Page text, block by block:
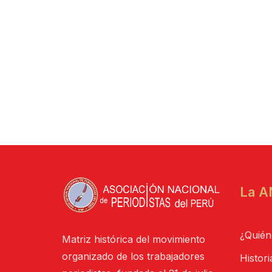
Matriz histórica del movimiento
organizado de los trabajadores
La